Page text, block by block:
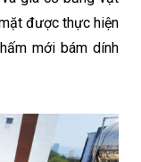
được thực hiện
mới bám dính